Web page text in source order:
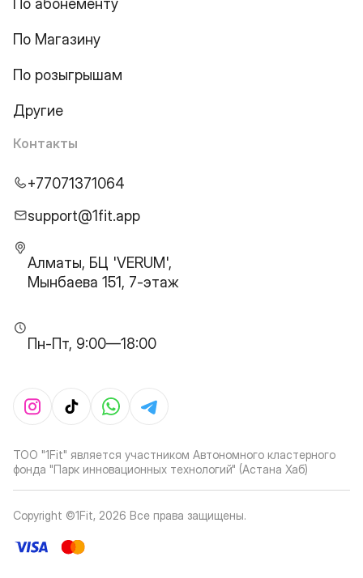
По абонементу
По Магазину
По розыгрышам
Другие
Контакты
+77071371064
support@1fit.app
Алматы, БЦ 'VERUM',
Мынбаева 151, 7-этаж
Пн-Пт, 9:00—18:00
ТОО "1Fit" является участником Автономного кластерного
фонда "Парк инновационных технологий" (Астана Хаб)
Copyright ©1Fit, 2026 Все права защищены.